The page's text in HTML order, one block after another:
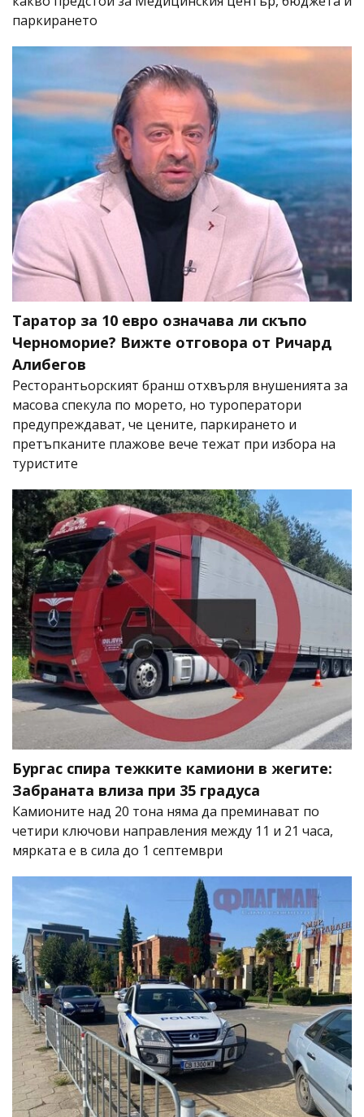
паркирането
Таратор за 10 евро означава ли скъпо
Черноморие? Вижте отговора от Ричард
Алибегов
Ресторантьорският бранш отхвърля внушенията за
масова спекула по морето, но туроператори
предупреждават, че цените, паркирането и
претъпканите плажове вече тежат при избора на
туристите
Бургас спира тежките камиони в жегите:
Забраната влиза при 35 градуса
Камионите над 20 тона няма да преминават по
четири ключови направления между 11 и 21 часа,
мярката е в сила до 1 септември